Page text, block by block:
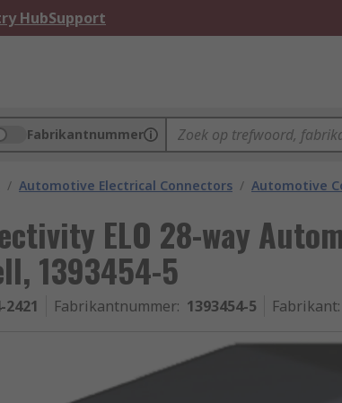
HubSupport
Fabrikantnummer
/ Automotive Electrical Connectors / Automotive
ELO 28-way
1393454-5
2421 Fabrikantnummer: 1393454-5 Fabrikant: